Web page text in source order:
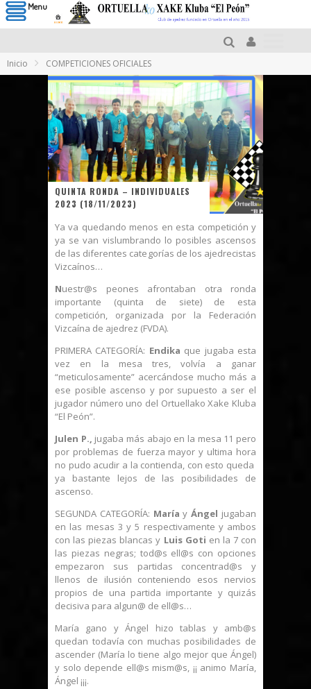
Inicio COMPETICIONES OFICIALES
QUINTA RONDA – INDIVIDUALES
2023 (18/11/2023)
Ya va quedando menos en esta competición y
ya se van vislumbrando lo posibles ascensos
de las diferentes categorías de los ajedrecistas
Vizcaínos…
Nuestr@s peones afrontaban otra ronda
importante (quinta de siete) de esta
competición, organizada por la Federación
Vizcaína de ajedrez (FVDA).
PRIMERA CATEGORÍA: Endika que jugaba esta
vez en la mesa tres, volvía a ganar
“meticulosamente” acercándose mucho más a
ese posible ascenso y por supuesto a ser el
jugador número uno del Ortuellako Xake Kluba
“El Peón”.
Julen P., jugaba más abajo en la mesa 11 pero
por problemas de fuerza mayor y ultima hora
no pudo acudir a la contienda, con esto queda
ya bastante lejos de las posibilidades de
ascenso.
SEGUNDA CATEGORÍA: María yÁngel jugaban
en las mesas 3 y 5 respectivamente y ambos
con las piezas blancas y Luis Goti en la 7 con
las piezas negras; tod@s ell@s con opciones
empezaron sus partidas concentrad@s y
llenos de ilusión conteniendo esos nervios
propios de una partida importante y quizás
decisiva para algun@ de ell@s…
María gano y Ángel hizo tablas y amb@s
quedan todavía con muchas posibilidades de
ascender (María lo tiene algo mejor que Ángel)
y solo depende ell@s mism@s, ¡¡ animo María,
Ángel ¡¡¡.
Menu